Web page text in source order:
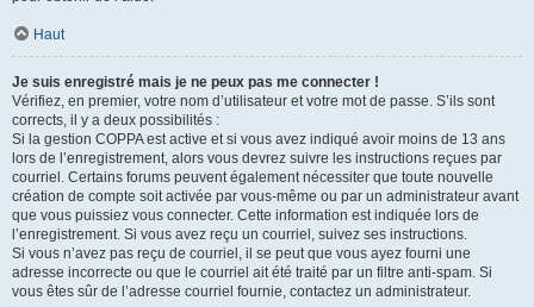
Haut
Je suis enregistré mais je ne peux pas me connecter !
Vérifiez, en premier, votre nom d’utilisateur et votre mot de passe. S’ils sont
corrects, il y a deux possibilités :
Si la gestion COPPA est active et si vous avez indiqué avoir moins de 13 ans
lors de l’enregistrement, alors vous devrez suivre les instructions reçues par
courriel. Certains forums peuvent également nécessiter que toute nouvelle
création de compte soit activée par vous-même ou par un administrateur avant
que vous puissiez vous connecter. Cette information est indiquée lors de
l’enregistrement. Si vous avez reçu un courriel, suivez ses instructions.
Si vous n’avez pas reçu de courriel, il se peut que vous ayez fourni une
adresse incorrecte ou que le courriel ait été traité par un filtre anti-spam. Si
vous êtes sûr de l’adresse courriel fournie, contactez un administrateur.